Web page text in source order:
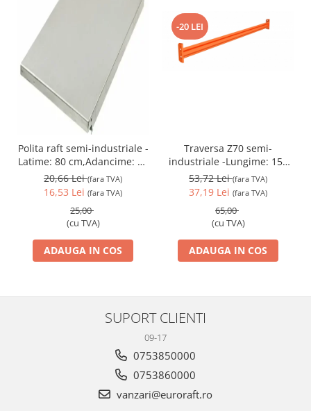
Polita raft semi-industriale -
Latime: 80 cm,Adancime: 30
cm
20,66 Lei(fara TVA)
16,53 Lei (fara TVA)
25,00
(cu TVA)
ADAUGA IN COS
-20 LEI
Traversa Z70 semi-
industriale -Lungime: 150
cm
53,72 Lei(fara TVA)
37,19 Lei (fara TVA)
65,00
(cu TVA)
ADAUGA IN COS
SUPORT CLIENTI
09-17
0753850000
0753860000
vanzari@euroraft.ro